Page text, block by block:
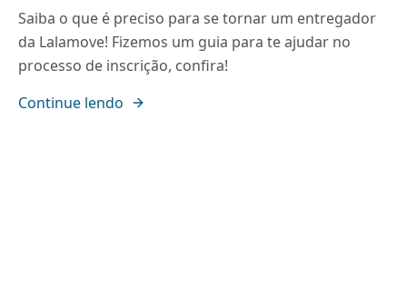
Saiba o que é preciso para se tornar um entregador
da Lalamove! Fizemos um guia para te ajudar no
processo de inscrição, confira!
Continue lendo